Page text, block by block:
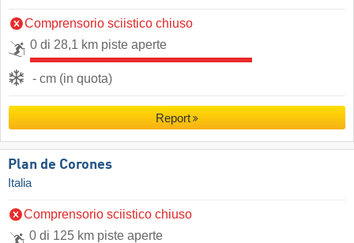
Comprensorio sciistico chiuso
0 di 28,1 km piste aperte
- cm (in quota)
Report
Plan de Corones
Italia
Comprensorio sciistico chiuso
0 di 125 km piste aperte